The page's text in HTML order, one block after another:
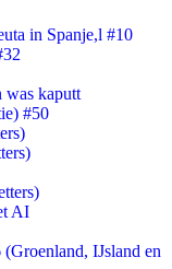
in Spanje,l #10
was kaputt
#50
AI
IJsland en